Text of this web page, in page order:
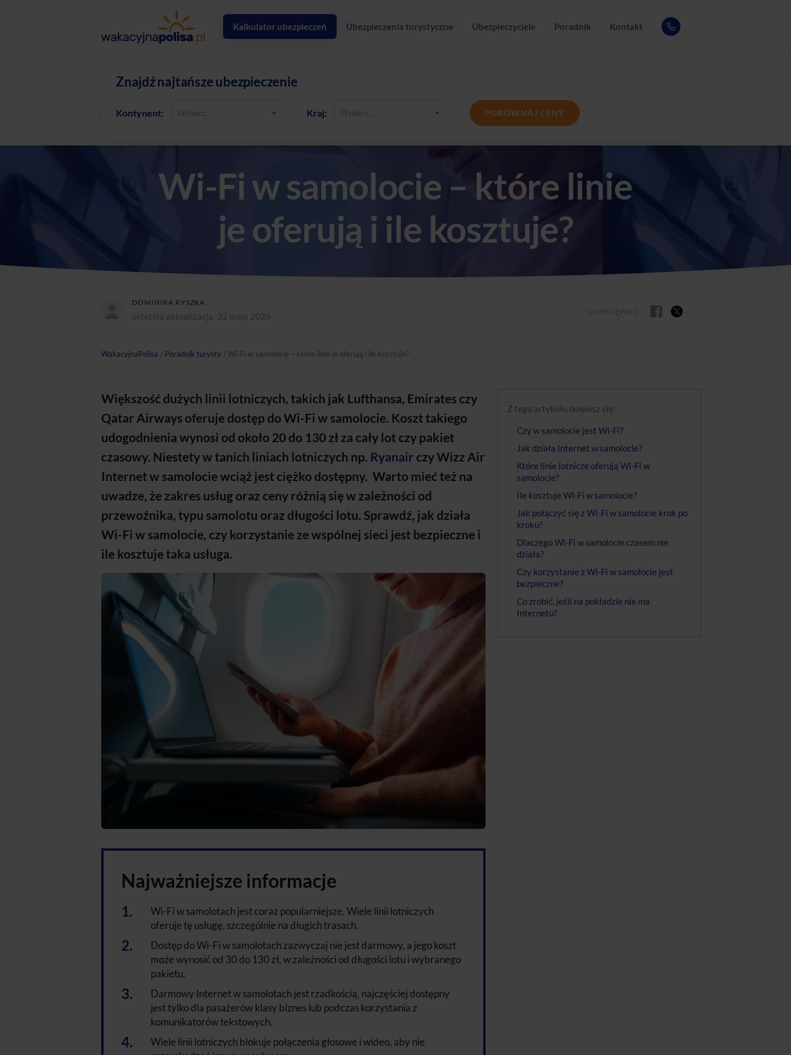
Kalkulator ubezpieczeń Ubezpieczenia turystyczne Ubezpieczyciele Poradnik Kontakt
Znajdź najtańsze ubezpieczenie
Kontynent: Kraj: PORÓWNAJ CENY
Wi-Fi w samolocie – które linie
je oferują i ile kosztuje?
DOMINIKA RYSZKA
ostatnia aktualizacja: 22 maja 2026 UDOSTĘPNIJ:
WakacyjnaPolisa / Poradnik turysty /Wi-Fi w samolocie – które linie je oferują i ile kosztuje?
Większość dużych linii lotniczych, takich jak Lufthansa, Emirates czy
Qatar Airways oferuje dostęp do Wi-Fi w samolocie. Koszt takiego
udogodnienia wynosi od około 20 do 130 zł za cały lot czy pakiet
czasowy. Niestety w tanich liniach lotniczych np. Ryanair czy Wizz Air
Internet w samolocie wciąż jest ciężko dostępny. Warto mieć też na
uwadze, że zakres usług oraz ceny różnią się w zależności od
przewoźnika, typu samolotu oraz długości lotu. Sprawdź, jak działa
Wi-Fi w samolocie, czy korzystanie ze wspólnej sieci jest bezpieczne i
ile kosztuje taka usługa.
Najważniejsze informacje
Wi-Fi w samolotach jest coraz popularniejsze. Wiele linii lotniczych
oferuje tę usługę, szczególnie na długich trasach.
Dostęp do Wi-Fi w samolotach zazwyczaj nie jest darmowy, a jego koszt
może wynosić od 30 do 130 zł, w zależności od długości lotu i wybranego
pakietu.
Darmowy Internet w samolotach jest rzadkością, najczęściej dostępny
jest tylko dla pasażerów klasy biznes lub podczas korzystania z
komunikatorów tekstowych.
Wiele linii lotniczych blokuje połączenia głosowe i wideo, aby nie
Z tego artykułu dowiesz się:
Czy w samolocie jest Wi-Fi?
Jak działa Internet w samolocie?
Które linie lotnicze oferują Wi-Fi w
samolocie?
Ile kosztuje Wi-Fi w samolocie?
Jak połączyć się z Wi-Fi w samolocie krok po
kroku?
Dlaczego Wi-Fi w samolocie czasem nie
działa?
Czy korzystanie z Wi-Fi w samolocie jest
bezpieczne?
Co zrobić, jeśli na pokładzie nie ma
Internetu?